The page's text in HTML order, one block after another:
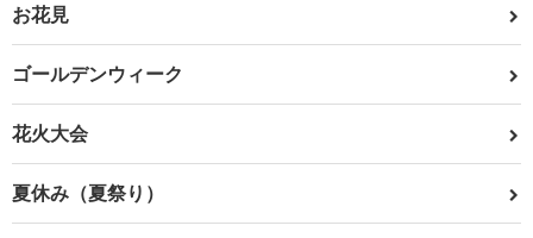
お花見
ゴールデンウィーク
花火大会
夏休み（夏祭り）